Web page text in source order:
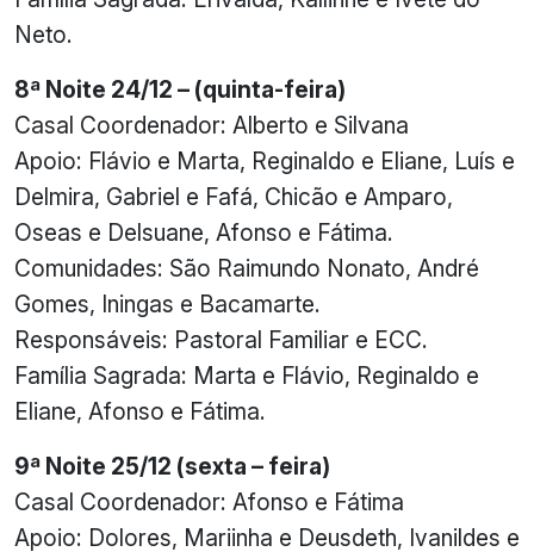
Neto.
8ª Noite 24/12 – (quinta-feira)
Casal Coordenador: Alberto e Silvana
Apoio: Flávio e Marta, Reginaldo e Eliane, Luís e
Delmira, Gabriel e Fafá, Chicão e Amparo,
Oseas e Delsuane, Afonso e Fátima.
Comunidades: São Raimundo Nonato, André
Gomes, Iningas e Bacamarte.
Responsáveis: Pastoral Familiar e ECC.
Família Sagrada: Marta e Flávio, Reginaldo e
Eliane, Afonso e Fátima.
9ª Noite 25/12 (sexta – feira)
Casal Coordenador: Afonso e Fátima
Apoio: Dolores, Mariinha e Deusdeth, Ivanildes e